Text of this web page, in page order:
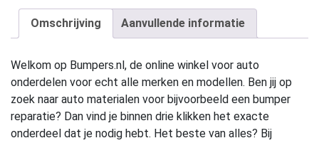
Omschrijving Aanvullende informatie
Welkom op Bumpers.nl, de online winkel voor auto
onderdelen voor echt alle merken en modellen. Ben jij op
zoek naar auto materialen voor bijvoorbeeld een bumper
reparatie? Dan vind je binnen drie klikken het exacte
onderdeel dat je nodig hebt. Het beste van alles? Bij